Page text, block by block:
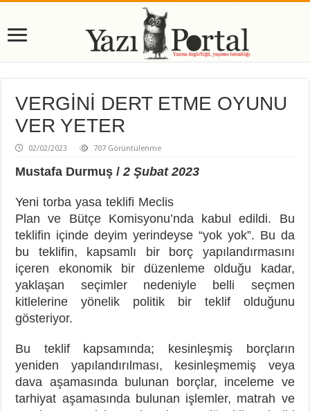
VERGİNİ DERT ETME OYUNU
VER YETER
02/02/2023 707 Görüntülenme
Mustafa Durmuş /2 Şubat 2023
Yeni torba yasa teklifi Meclis
Plan ve Bütçe Komisyonu’nda kabul edildi. Bu
teklifin içinde deyim yerindeyse “yok yok”. Bu da
bu teklifin, kapsamlı bir borç yapılandırmasını
içeren ekonomik bir düzenleme olduğu kadar,
yaklaşan seçimler nedeniyle belli seçmen
kitlelerine yönelik politik bir teklif olduğunu
gösteriyor.
Bu teklif kapsamında; kesinleşmiş borçların
yeniden yapılandırılması, kesinleşmemiş veya
dava aşamasında bulunan borçlar, inceleme ve
tarhiyat aşamasında bulunan işlemler, matrah ve